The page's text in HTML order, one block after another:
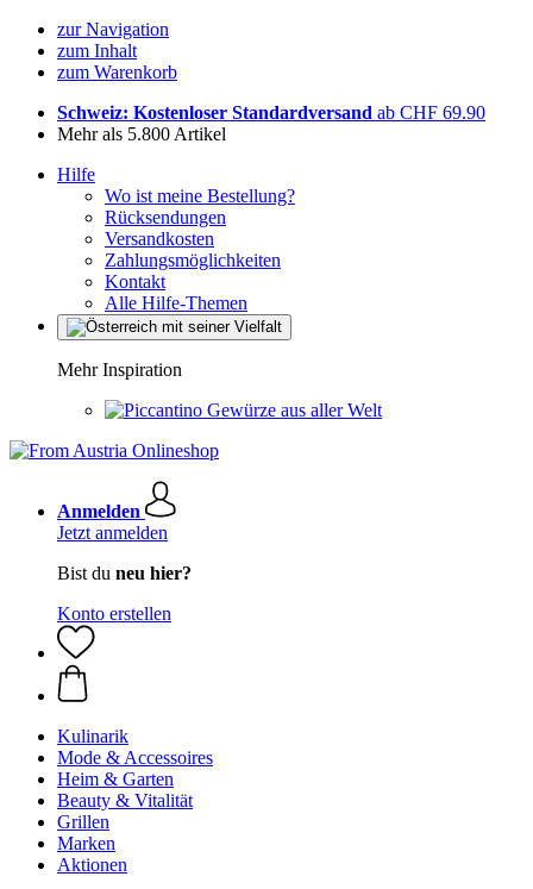
zur Navigation
zum Inhalt
zum Warenkorb
Schweiz: Kostenloser Standardversand ab CHF 69.90
Mehr als 5.800 Artikel
Hilfe
Wo ist meine Bestellung?
Rücksendungen
Versandkosten
Zahlungsmöglichkeiten
Kontakt
Alle Hilfe-Themen
Mehr Inspiration
Gewürze aus aller Welt
Anmelden
Jetzt anmelden
Bist du neu hier?
Konto erstellen
Kulinarik
Mode & Accessoires
Heim & Garten
Beauty & Vitalität
Grillen
Marken
Aktionen